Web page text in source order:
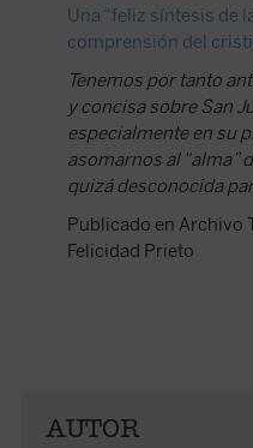
Una “feliz síntesis de
comprensión del
Tenemos por tanto
y concisa sobre San
especialmente en su
asomarnos al “alma”
quizá desconocida
Publicado en Archivo
Felicidad Prieto
AUTOR